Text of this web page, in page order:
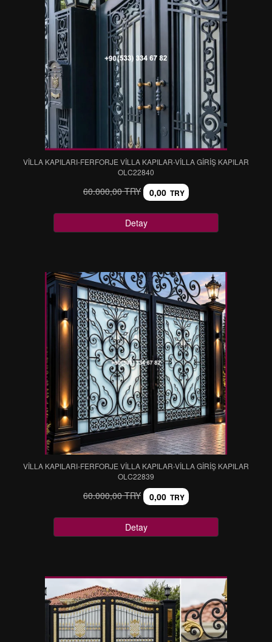
VİLLA KAPILARI-FERFORJE VİLLA KAPILAR-VİLLA GİRİŞ KAPILAR
OLC22840
60.000,00 TRY 0,00 TRY
Detay
VİLLA KAPILARI-FERFORJE VİLLA KAPILAR-VİLLA GİRİŞ KAPILAR
OLC22839
60.000,00 TRY 0,00 TRY
Detay